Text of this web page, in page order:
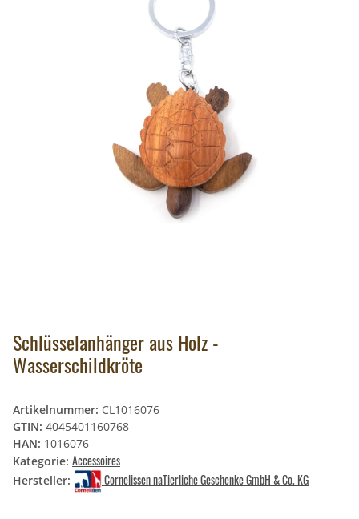
Schlüsselanhänger aus Holz -
Wasserschildkröte
Artikelnummer: CL1016076
GTIN: 4045401160768
HAN: 1016076
Kategorie: Accessoires
Hersteller: Cornelissen naTierliche Geschenke GmbH & Co. KG